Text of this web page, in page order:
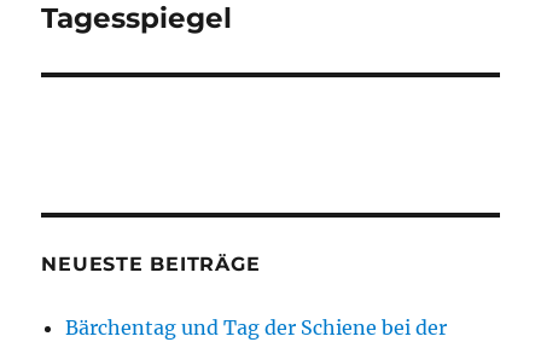
Tagesspiegel
NEUESTE BEITRÄGE
Bärchentag und Tag der Schiene bei der